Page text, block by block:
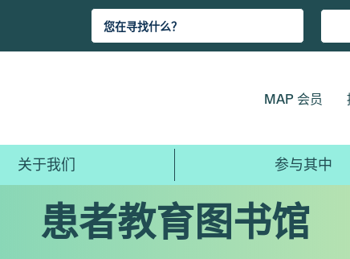
MAP 会员
关于我们 参与其中
患者教育图书馆